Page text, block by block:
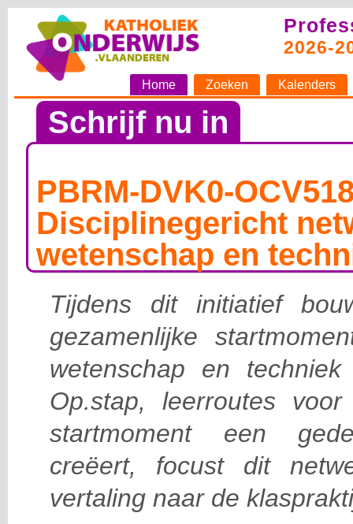
2026-
Home Zoeken Kalenders
Schrijf nu in
PBRM-DVK0-
Disciplinegericht
wetenschap en
Tijdens dit initiatief
gezamenlijke
wetenschap en
Op.stap, leerroutes
startmoment een
creëert, focust dit
vertaling naar de